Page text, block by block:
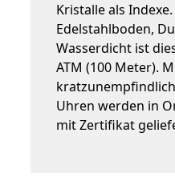
Kristalle als
Edelstahlboden,
Wasserdicht ist
ATM (100 Meter).
Uhren werden in
mit Zertifikat